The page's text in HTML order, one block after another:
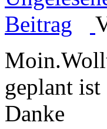
geplant ist
Danke